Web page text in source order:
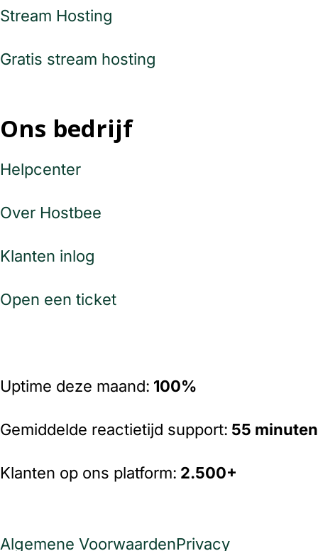
Stream Hosting
Gratis stream hosting
Ons bedrijf
Helpcenter
Over Hostbee
Klanten inlog
Open een ticket
Uptime deze maand: 100%
Gemiddelde reactietijd support: 55 minuten
Klanten op ons platform: 2.500+
Algemene VoorwaardenPrivacy